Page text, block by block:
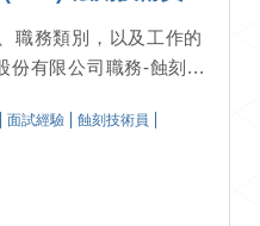
職務類別，以及工作的
份有限公司職務-蝕刻...
面試經驗 蝕刻技術員